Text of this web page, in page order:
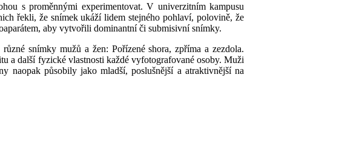
s proměnnými experimentovat. V univerzitním kampusu
řekli, že snímek ukáží lidem stejného pohlaví, polovině, že
aby vytvořili dominantní či submisivní snímky.
snímky mužů a žen: Pořízené shora, zpříma a zezdola.
a další fyzické vlastnosti každé vyfotografovanéosoby.Muži
naopak působilyjako mladší, poslušnější a atraktivnějšína